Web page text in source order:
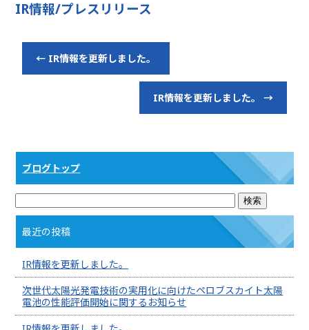
k
IR情報/プレスリリース
← IR情報を更新しました。
IR情報を更新しました。 →
ブログトップ
最近の投稿
IR情報を更新しました。
次世代太陽光発電技術の実用化に向けたペロブスカイト太陽
電池の性能評価開始に関するお知らせ